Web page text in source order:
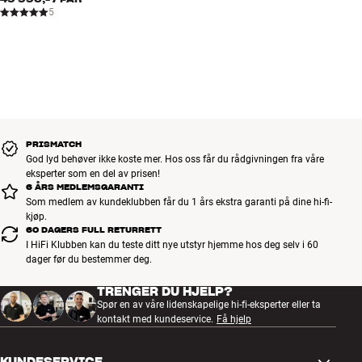
5
PRISMATCH
God lyd behøver ikke koste mer. Hos oss får du rådgivningen fra våre
eksperter som en del av prisen!
6 ÅRS MEDLEMSGARANTI
Som medlem av kundeklubben får du 1 års ekstra garanti på dine hi-fi-
kjøp.
60 DAGERS FULL RETURRETT
I HiFi Klubben kan du teste ditt nye utstyr hjemme hos deg selv i 60
dager før du bestemmer deg.
TRENGER DU HJELP?
Spør en av våre lidenskapelige hi-fi-eksperter eller ta
kontakt med kundeservice. Få hjelp